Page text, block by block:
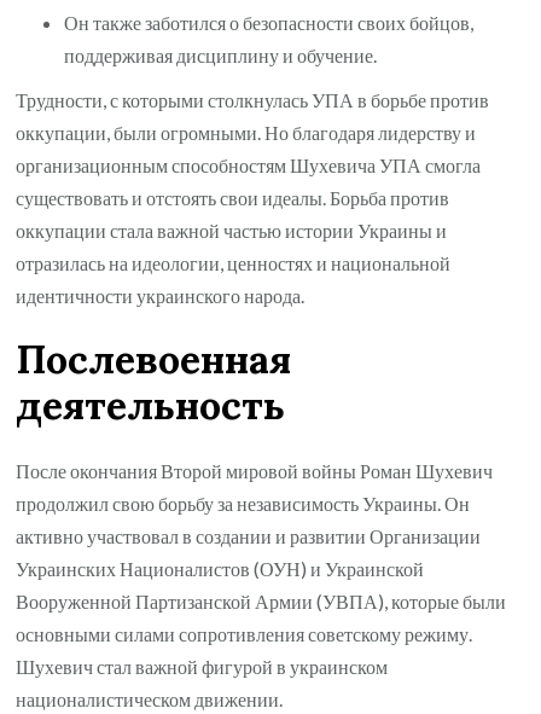
Он также заботился о безопасности своих бойцов,
поддерживая дисциплину и обучение.
Трудности, с которыми столкнулась УПА в борьбе против
оккупации, были огромными. Но благодаря лидерству и
организационным способностям Шухевича УПА смогла
существовать и отстоять свои идеалы. Борьба против
оккупации стала важной частью истории Украины и
отразилась на идеологии, ценностях и национальной
идентичности украинского народа.
Послевоенная
деятельность
После окончания Второй мировой войны Роман Шухевич
продолжил свою борьбу за независимость Украины. Он
активно участвовал в создании и развитии Организации
Украинских Националистов (ОУН) и Украинской
Вооруженной Партизанской Армии (УВПА), которые были
основными силами сопротивления советскому режиму.
Шухевич стал важной фигурой в украинском
националистическом движении.